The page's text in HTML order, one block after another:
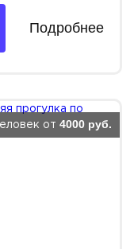
Подробнее
от 4000 руб.